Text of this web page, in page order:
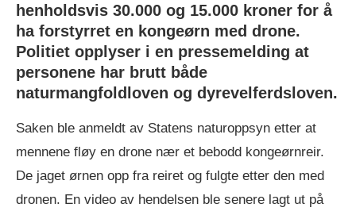
henholdsvis 30.000 og 15.000 kroner for å
ha forstyrret en kongeørn med drone.
Politiet opplyser i en pressemelding at
personene har brutt både
naturmangfoldloven og dyrevelferdsloven.
Saken ble anmeldt av Statens naturoppsyn etter at
mennene fløy en drone nær et bebodd kongeørnreir.
De jaget ørnen opp fra reiret og fulgte etter den med
dronen. En video av hendelsen ble senere lagt ut på